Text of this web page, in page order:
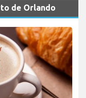
de Orlando